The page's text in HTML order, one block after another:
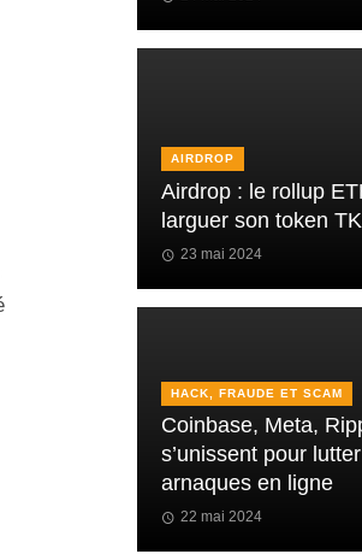
AIRDROP
Airdrop : le rollup
larguer son token
23 mai 2024
HACK, FRAUDE ET SCAM
Coinbase, Meta,
s’unissent pour
arnaques en ligne
22 mai 2024